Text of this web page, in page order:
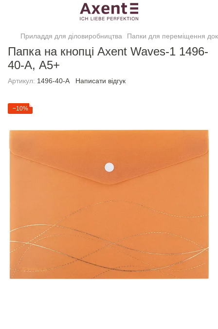
Приладдя для діловиробництва Папки для переміщення
Папка на кнопці Axent Waves-1 1496-
40-A, А5+
Артикул: 1496-40-A Написати відгук
−10%